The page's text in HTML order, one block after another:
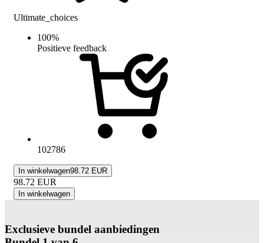
Ultimate_choices
100%
Positieve feedback
102786
In winkelwagen98.72 EUR
98.72 EUR
In winkelwagen
Exclusieve bundel aanbiedingen